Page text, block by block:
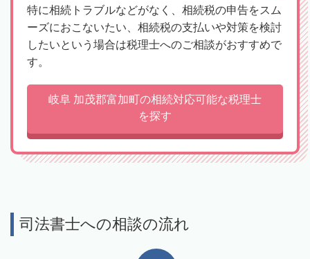
特に相続トラブルなどがなく、相続税の申告をスム
ーズにおこないたい、相続税の支払いや対策を検討
したいという場合は税理士へのご相談がおすすめで
す。
岐阜 加茂郡富加町の相続対応可能な税理士
を探す
司法書士への相談の流れ